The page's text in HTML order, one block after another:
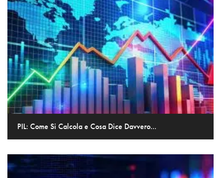
PIL: Come Si Calcola e Cosa Dice Davvero...